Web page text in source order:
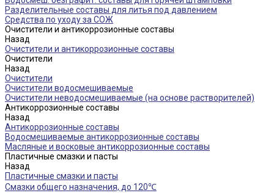
Разделительные составы для литья под давлением
Средства по уходу за СОЖ
Очистители и антикоррозионные составы
Назад
Очистители и антикоррозионные составы
Очистители
Назад
Очистители
Очистители водосмешиваемые
Очистители неводосмешиваемые (на основе растворителей)
Антикоррозионные составы
Назад
Антикоррозионные составы
Водосмешиваемые антикоррозионные составы
Масляные и восковые антикоррозионные составы
Пластичные смазки и пасты
Назад
Пластичные смазки и пасты
Смазки общего назначения, до 120℃